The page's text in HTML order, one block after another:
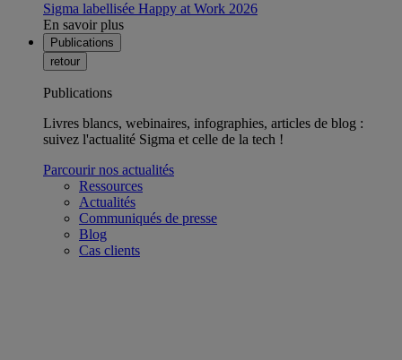
Sigma labellisée Happy at Work 2026
En savoir plus
Publications
retour
Publications
Livres blancs, webinaires, infographies, articles de blog :
suivez l'actualité Sigma et celle de la tech !
Parcourir nos actualités
Ressources
Actualités
Communiqués de presse
Blog
Cas clients